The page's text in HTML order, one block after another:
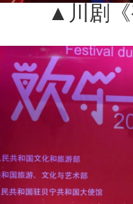
▲ 川剧